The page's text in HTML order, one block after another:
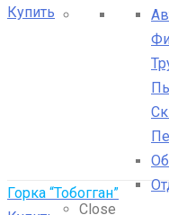
Close
Купить
Горка “Тобогган”